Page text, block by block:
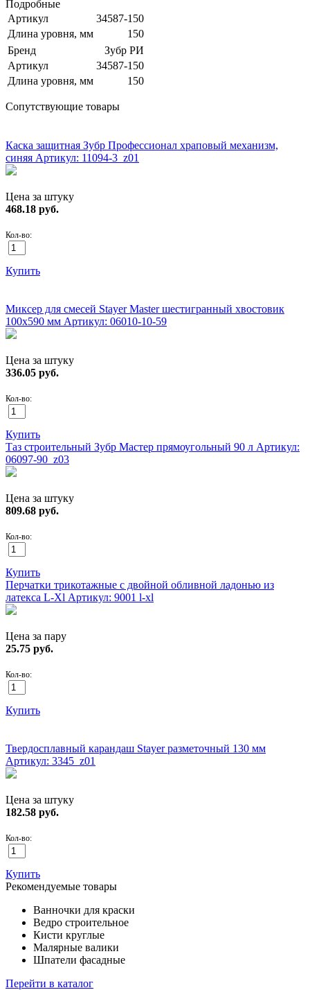
Подробные
Артикул
34587-150
Длина уровня, мм
150
Бренд
Зубр РИ
Артикул
34587-150
Длина уровня, мм
150
Сопутствующие товары
Каска защитная Зубр Профессионал храповый механизм,
синяя Артикул: 11094-3_z01
Цена за штуку
468.18 руб.
Кол-во:
Купить
Миксер для смесей Stayer Master шестигранный хвостовик
100х590 мм Артикул: 06010-10-59
Цена за штуку
336.05 руб.
Кол-во:
Купить
Таз строительный Зубр Мастер прямоугольный 90 л Артикул:
06097-90_z03
Цена за штуку
809.68 руб.
Кол-во:
Купить
Перчатки трикотажные с двойной обливной ладонью из
латекса L-Xl Артикул: 9001 l-xl
Цена за пару
25.75 руб.
Кол-во:
Купить
Твердосплавный карандаш Stayer разметочный 130 мм
Артикул: 3345_z01
Цена за штуку
182.58 руб.
Кол-во:
Купить
Рекомендуемые товары
Ванночки для краски
Ведро строительное
Кисти круглые
Малярные валики
Шпатели фасадные
Перейти в каталог